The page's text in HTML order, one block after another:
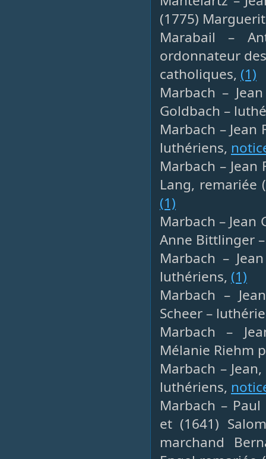
(1775)
Marabail –
ordonnateur
catholiques, (1)
Marbach –
Goldbach –
Marbach –
luthériens,
Marbach –
Lang, remariée
(1)
Marbach –
Anne Bittlinger
Marbach –
luthériens, (1)
Marbach –
Scheer –
Marbach –
Mélanie Riehm
Marbach –
luthériens,
Marbach –
et (1641)
marchand